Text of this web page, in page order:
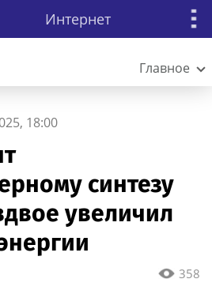
Интернет
Главное
18:00
синтезу
увеличил
358